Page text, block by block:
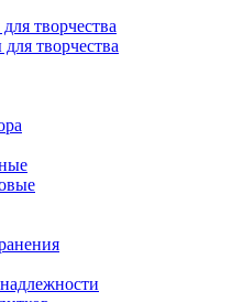
творчества
творчества